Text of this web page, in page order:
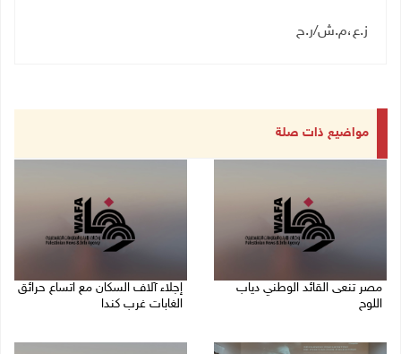
ز.ع،م.ش/ر.ح
مواضيع ذات صلة
مصر تنعى القائد الوطني دياب
اللوح
إجلاء آلاف السكان مع اتساع حرائق
الغابات غرب كندا